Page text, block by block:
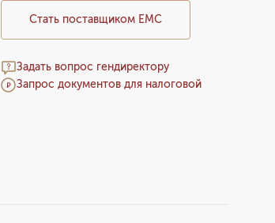
Стать поставщиком ЕМС
Задать вопрос гендиректору
Запрос документов для налоговой